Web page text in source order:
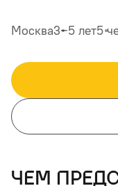
Москва3‒5 лет5
чем